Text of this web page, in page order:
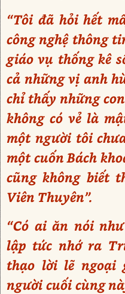
“Tôi đã hỏi hết
công nghệ thông
giáo vụ thống kê
cả những vị anh
chỉ thấy những
không có vẻ là
một người tôi
một cuốn Bách
cũng không biết
Viên Thuyên”.
“Có ai ăn nói
lập tức nhớ ra
thạo lời lẽ ngoại
người cuối cùng